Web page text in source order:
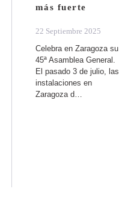
más fuerte
22 Septiembre 2025
Celebra en Zaragoza su
45ª Asamblea General.
El pasado 3 de julio, las
instalaciones en
Zaragoza d…